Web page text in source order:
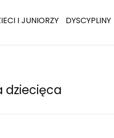
I JUNIORZY DYSCYPLINY
dziecięca